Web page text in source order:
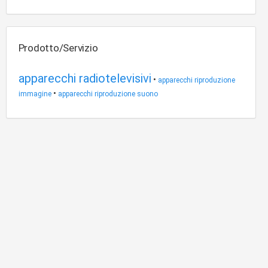
Prodotto/Servizio
apparecchi radiotelevisivi • apparecchi riproduzione
immagine • apparecchi riproduzione suono